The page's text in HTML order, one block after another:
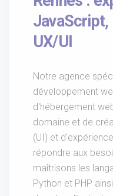
UX/UI
Notre agence
développement
d'hébergement
domaine et de
(UI) et
répondre aux
maîtrisons les
Python et PHP